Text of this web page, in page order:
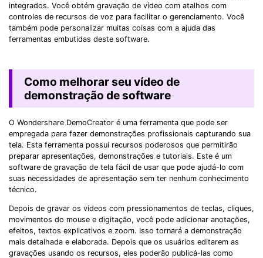
integrados. Você obtém gravação de vídeo com atalhos com
controles de recursos de voz para facilitar o gerenciamento. Você
também pode personalizar muitas coisas com a ajuda das
ferramentas embutidas deste software.
Como melhorar seu vídeo de
demonstração de software
O Wondershare DemoCreator é uma ferramenta que pode ser
empregada para fazer demonstrações profissionais capturando sua
tela. Esta ferramenta possui recursos poderosos que permitirão
preparar apresentações, demonstrações e tutoriais. Este é um
software de gravação de tela fácil de usar que pode ajudá-lo com
suas necessidades de apresentação sem ter nenhum conhecimento
técnico.
Depois de gravar os vídeos com pressionamentos de teclas, cliques,
movimentos do mouse e digitação, você pode adicionar anotações,
efeitos, textos explicativos e zoom. Isso tornará a demonstração
mais detalhada e elaborada. Depois que os usuários editarem as
gravações usando os recursos, eles poderão publicá-las como